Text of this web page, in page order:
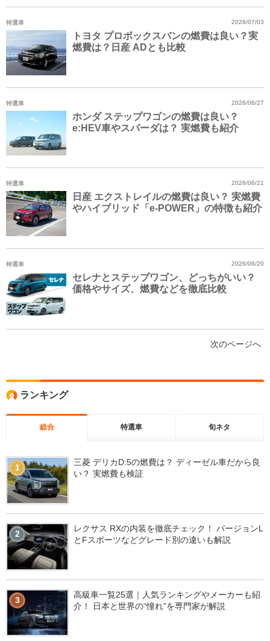
特選車 2026/07/03
トヨタ プロボックスバンの燃費は良い？実
燃費は？日産 ADとも比較
特選車 2026/06/27
ホンダ ステップワゴンの燃費は良い？
e:HEV車やスパーダは？ 実燃費も紹介
特選車 2026/06/21
日産 エクストレイルの燃費は良い？ 実燃費
やハイブリッド「e-POWER」の特徴も紹介
特選車 2026/06/20
セレナとステップワゴン、どっちがいい？
価格やサイズ、燃費などを徹底比較
次のページへ
ランキング
総合 特選車 旬ネタ
1
三菱 デリカD:5の燃費は？ ディーゼル車だから良
い？ 実燃費も検証
2
レクサス RXの内装を徹底チェック！ バージョンL
とFスポーツなどグレード別の違いも解説
3
高級車一覧25選｜人気ランキングやメーカーも紹
介！ 日本と世界の“憧れ”を専門家が解説